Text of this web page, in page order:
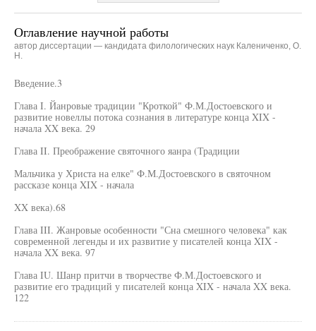
Оглавление научной работы
автор диссертации — кандидата филологических наук Калениченко, О.
Н.
Введение.3
Глава I. Йанровые традиции "Кроткой" Ф.М.Достоевского и
развитие новеллы потока сознания в литературе конца XIX -
начала XX века. 29
Глава II. Преображение святочного яанра (Традиции
Мальчика у Христа на елке" Ф.М.Достоевского в святочном
рассказе конца XIX - начала
XX века).68
Глава III. Жанровые особенности "Сна смешного человека" как
современной легенды и их развитие у писателей конца XIX -
начала XX века. 97
Глава IU. Шанр притчи в творчестве Ф.М.Достоевского и
развитие его традиций у писателей конца XIX - начала XX века.
122